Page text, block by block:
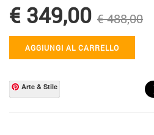
€ 349,00 € 488,00
AGGIUNGI AL CARRELLO
Arte & Stile